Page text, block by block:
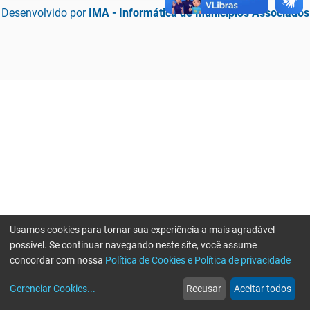
Desenvolvido por IMA - Informática de Municípios Associados
web
Notícias
more_horiz
Mais
Usamos cookies para tornar sua experiência a mais agradável
possível. Se continuar navegando neste site, você assume
concordar com nossa Política de Cookies e Política de privacidade
Gerenciar Cookies... Recusar Aceitar todos
Erro ao enviar informações, por favor tente novamente